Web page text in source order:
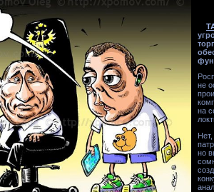
не
на
но